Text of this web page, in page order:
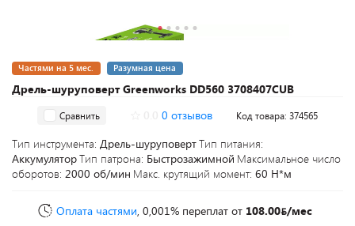
Дрель-шуруповерт Greenworks DD560 3708407CUB
Частями на 5 мес. Разумная цена
Сравнить 0 отзывов Код товара: 374565
Тип инструмента: Дрель-шуруповертТип питания:
АккумуляторТип патрона: Быстрозажимной Максимальное число
оборотов: 2000 об/мин Макс. крутящий момент: 60 Н*м
Оплата частями, 0,001% переплат от 108.00 /мес